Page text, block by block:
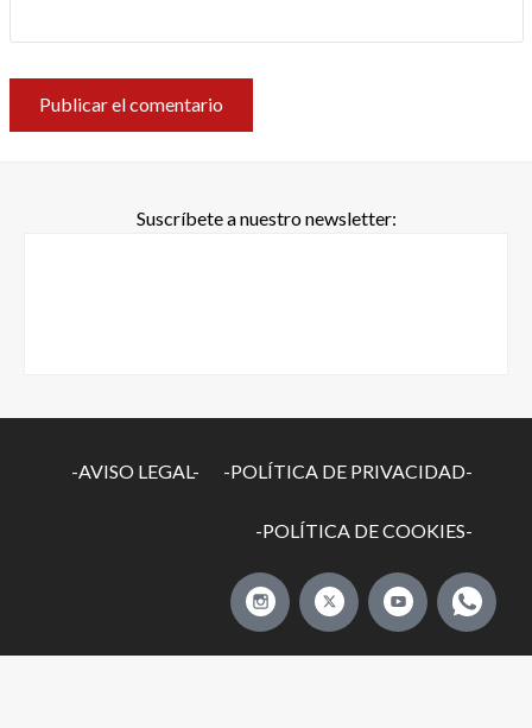
Suscríbete a nuestro newsletter:
-AVISO LEGAL- -POLÍTICA DE PRIVACIDAD-
-POLÍTICA DE COOKIES-